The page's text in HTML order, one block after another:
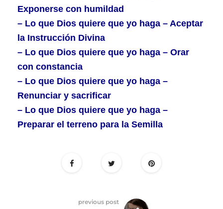
Exponerse con humildad
– Lo que Dios quiere que yo haga – Aceptar
la Instrucción Divina
– Lo que Dios quiere que yo haga – Orar
con constancia
– Lo que Dios quiere que yo haga –
Renunciar y sacrificar
– Lo que Dios quiere que yo haga –
Preparar el terreno para la Semilla
previous post